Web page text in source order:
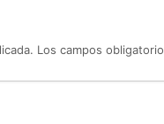
Los campos